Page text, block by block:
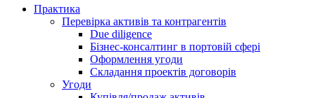
Практика
Перевірка активів та контрагентів
Due diligence
Бізнес-консалтинг в портовій сфері
Оформлення угоди
Складання проектів договорів
Угоди